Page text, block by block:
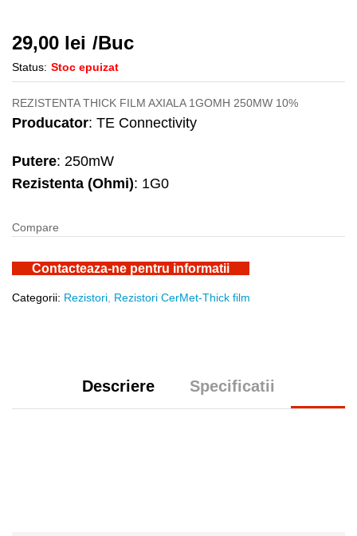
29,00 lei /Buc
Status: Stoc epuizat
REZISTENTA THICK FILM AXIALA 1GOMH 250MW 10%
Producator: TE Connectivity
Putere: 250mW
Rezistenta (Ohmi): 1G0
Compare
Contacteaza-ne pentru informatii
Categorii: Rezistori Rezistori CerMet-Thick film
Descriere Specificatii